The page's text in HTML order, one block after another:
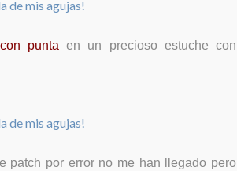
punta en un precioso estuche con
patch por error no me han llegado pero